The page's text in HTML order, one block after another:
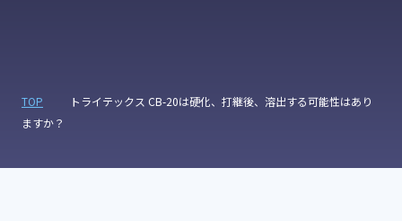
TOP
トライテックス CB-20は硬化、打継後、溶出する可能性はあり
ますか？